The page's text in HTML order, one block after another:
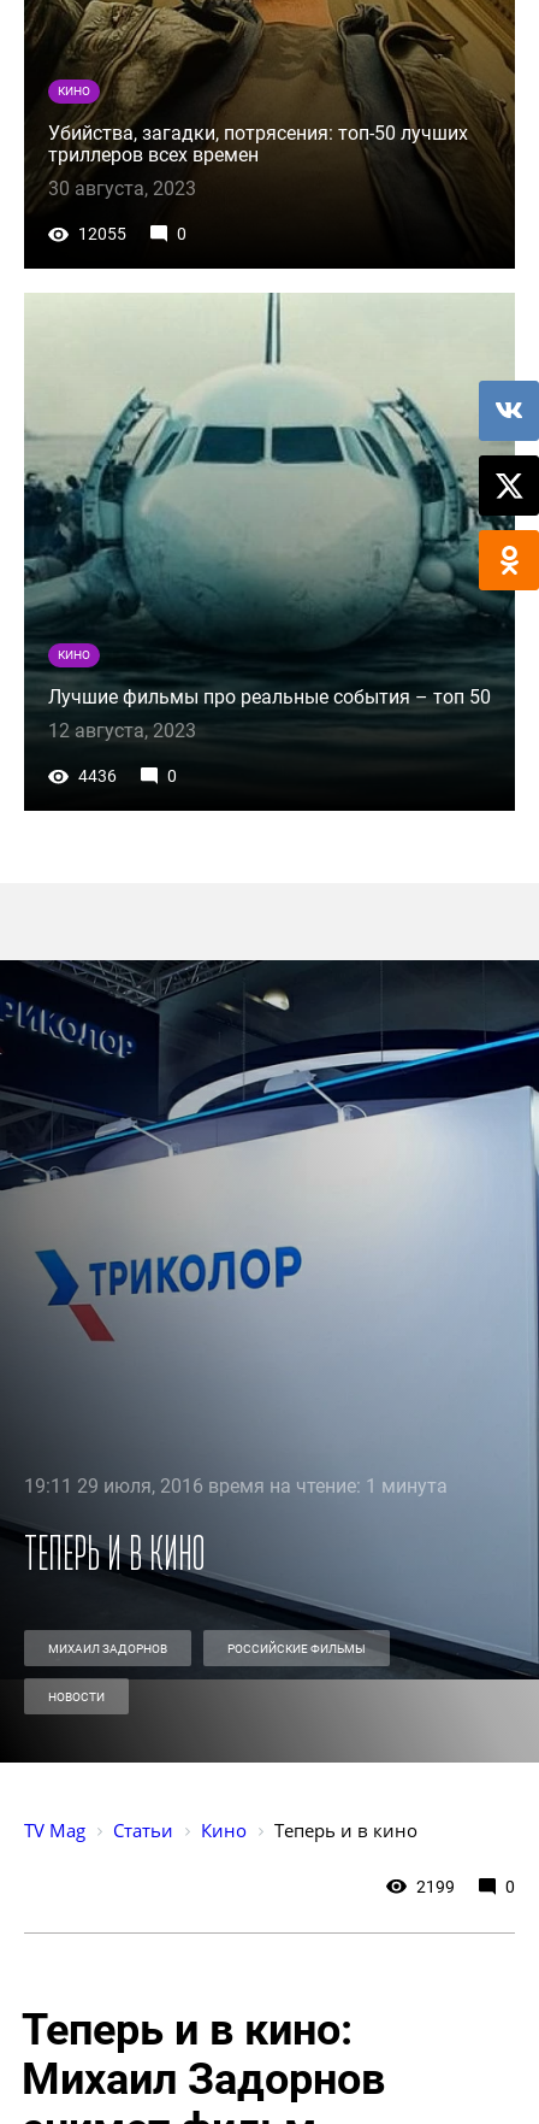
КИНО
Убийства, загадки, потрясения: топ-50 лучших
триллеров всех времен
30 августа, 2023
12055 0
КИНО
Лучшие фильмы про реальные события – топ 50
12 августа, 2023
4436 0
19:11 29 июля, 2016 время на чтение: 1 минута
Теперь и в кино
МИХАИЛ ЗАДОРНОВ РОССИЙСКИЕ ФИЛЬМЫ
НОВОСТИ
TV Mag Статьи Кино Теперь и в кино
2199 0
Теперь и в кино:
Михаил Задорнов